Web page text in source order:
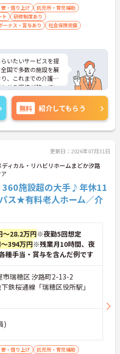
寮・借り上げ
託児所・育児補助
ト
研修制度あり
ーナス・賞与あり
社会保険完備
らいたいサービスを提
国で多数の施設を展
、これまでの介護福
せる環境が整ってい
正当に評価する独自
知症ケア等の分野で
当が加算され、確実
、スマホでの記録入
より、夜間業務などの
助など大手ならでは
アマネジャーへのス
して長期的なキャリ
当に評価される環境
」があり、認定され
4万円）の手当が加
策講座、更新費用ま
ステップアップを自己
・精神的な負担を軽
活用したデータに基
残業時間は10時間程
持ってご入居者様と
無料 紹介してもらう
更新日：2026年07月31日
ィカル・リハビリホームまどか汐路
360施設超の大手♪年休11
ス★有料老人ホーム／介
～28.2万円※夜勤5回想定
394万円※残業月10時間、夜
種手当・賞与を含んだ例です
市瑞穂区 汐路町2-13-2
鉄桜通線「瑞穂区役所駅」
)
寮・借り上げ
託児所・育児補助